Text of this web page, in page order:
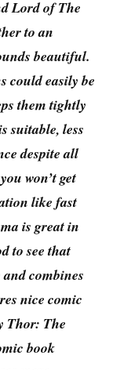
Lord of The
to an
beautiful.
could easily be
them tightly
suitable, less
despite all
won’t get
like fast
is great in
to see that
combines
nice comic
Thor: The
book